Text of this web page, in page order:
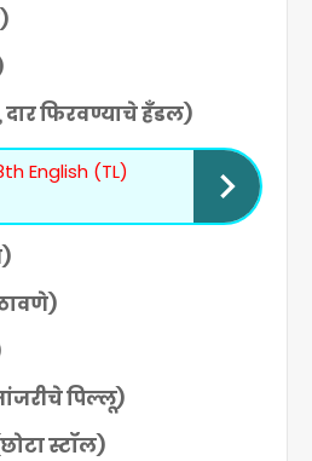
फिरवण्याचे हँडल)
English (TL)
पिल्लू)
स्टॉल)